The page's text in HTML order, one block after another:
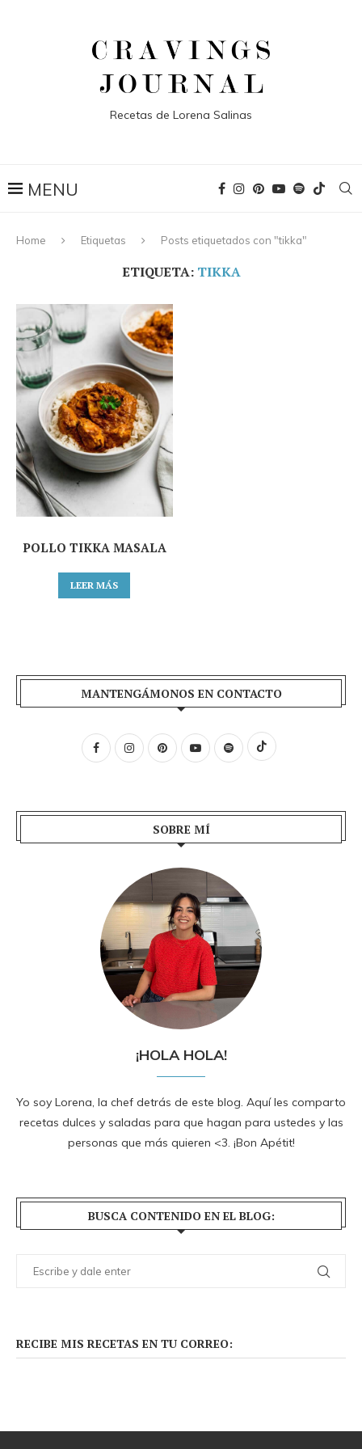
Recetas de Lorena Salinas
Home Etiquetas Posts etiquetados con "tikka"
ETIQUETA: TIKKA
POLLO TIKKA MASALA
LEER MÁS
MANTENGÁMONOS EN CONTACTO
SOBRE MÍ
¡HOLA HOLA!
Yo soy Lorena, la chef detrás de este blog. Aquí les comparto
recetas dulces y saladas para que hagan para ustedes y las
personas que más quieren <3. ¡Bon Apétit!
BUSCA CONTENIDO EN EL BLOG:
RECIBE MIS RECETAS EN TU CORREO: